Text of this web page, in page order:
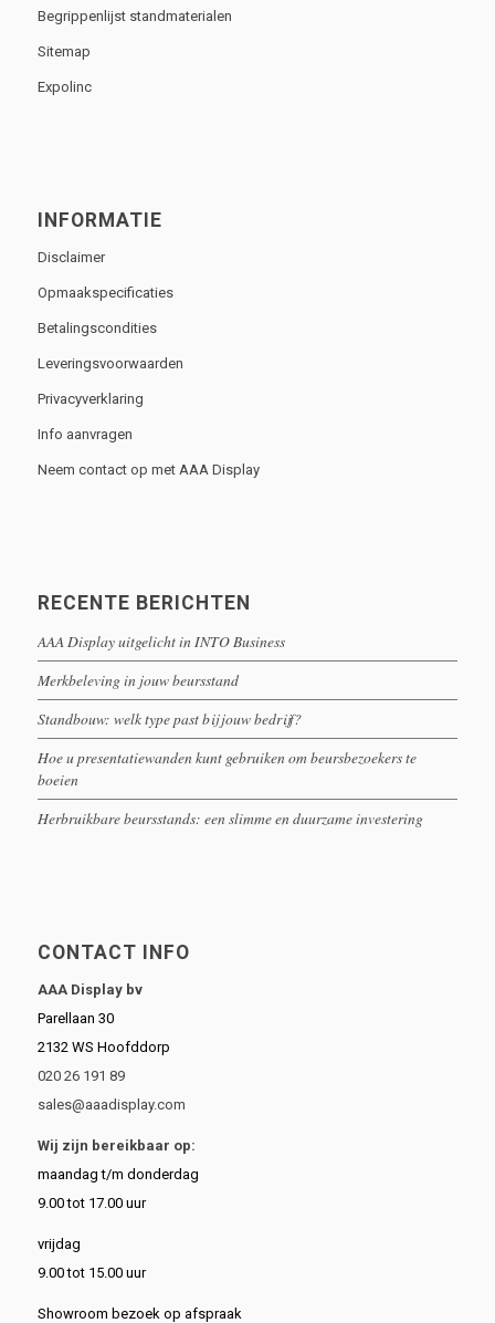
Begrippenlijst standmaterialen
Sitemap
Expolinc
INFORMATIE
Disclaimer
Opmaakspecificaties
Betalingscondities
Leveringsvoorwaarden
Privacyverklaring
Info aanvragen
Neem contact op met AAA Display
RECENTE BERICHTEN
AAA Display uitgelicht in INTO Business
Merkbeleving in jouw beursstand
Standbouw: welk type past bij jouw bedrijf?
Hoe u presentatiewanden kunt gebruiken om beursbezoekers te
boeien
Herbruikbare beursstands: een slimme en duurzame investering
CONTACT INFO
AAA Display bv
Parellaan 30
2132 WS Hoofddorp
020 26 191 89
sales@aaadisplay.com
Wij zijn bereikbaar op:
maandag t/m donderdag
9.00 tot 17.00 uur
vrijdag
9.00 tot 15.00 uur
Showroom bezoek op afspraak